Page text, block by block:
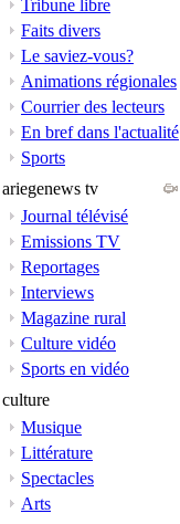
Tribune libre
Faits divers
Le saviez-vous?
Animations régionales
Courrier des lecteurs
En bref dans l'actualité
Sports
ariegenews tv
Journal télévisé
Emissions TV
Reportages
Interviews
Magazine rural
Culture vidéo
Sports en vidéo
culture
Musique
Littérature
Spectacles
Arts